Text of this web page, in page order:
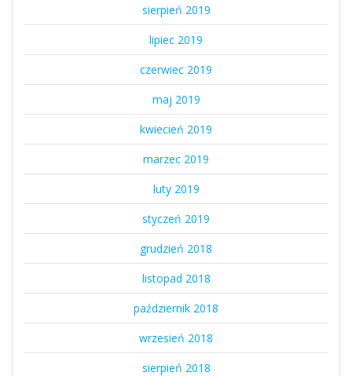
sierpień 2019
lipiec 2019
czerwiec 2019
maj 2019
kwiecień 2019
marzec 2019
luty 2019
styczeń 2019
grudzień 2018
listopad 2018
październik 2018
wrzesień 2018
sierpień 2018